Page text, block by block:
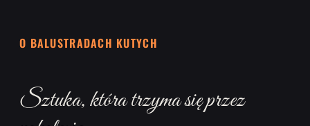
O BALUSTRADACH KUTYCH
Sztuka, która trzyma się przez